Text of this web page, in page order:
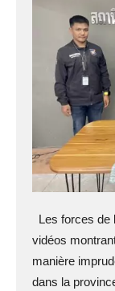
Les forces de
vidéos
manière
dans la